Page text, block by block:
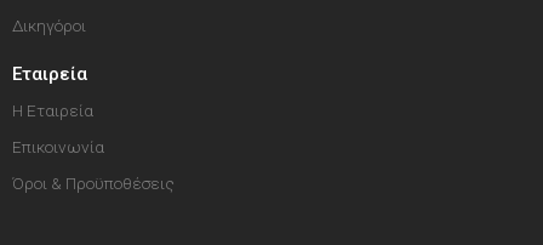
Δικηγόροι
Εταιρεία
Η Εταιρεία
Επικοινωνία
Όροι & Προϋποθέσεις